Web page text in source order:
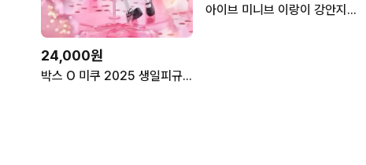
24,000원
박스 O 미쿠 2025 생일피규어
아이브 미니브 이랑이 강안지 팝업 스토어